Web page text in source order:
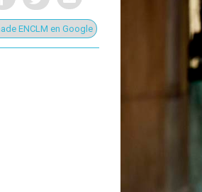
Presiona Intro para buscar o ESC para
ENCLM en Google